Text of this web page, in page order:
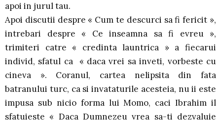
apoi in jurul tau.
Apoi discutii despre « Cum te descurci sa fi fericit »,
intrebari despre « Ce inseamna sa fi evreu »,
trimiteri catre « credinta launtrica » a fiecarui
individ, sfatul ca « daca vrei sa inveti, vorbeste cu
cineva ». Coranul, cartea nelipsita din fata
batranului turc, ca si invataturile acesteia, nu ii este
impusa sub nicio forma lui Momo, caci Ibrahim il
sfatuieste « Daca Dumnezeu vrea sa-ti dezvaluie